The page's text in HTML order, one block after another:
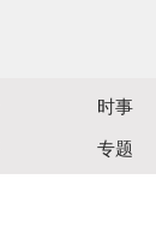
时事
专题